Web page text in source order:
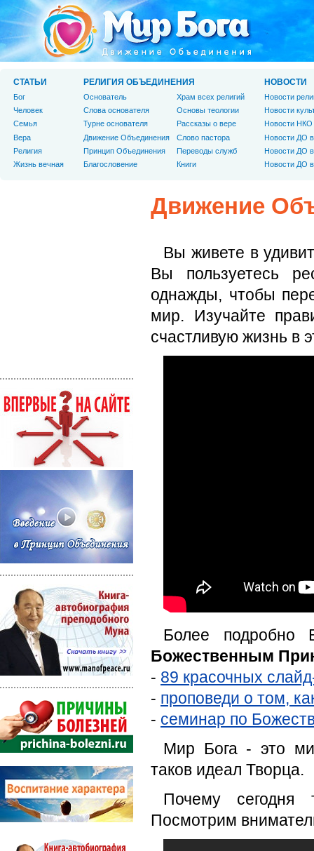
Движение
Вы живете в
Вы пользуетесь
однажды, чтобы
мир. Изучайте
счастливую жизнь в
Более подробно
Божественным
- 89 красочных
- проповеди о том,
- семинар по
Мир Бога - это
таков идеал Творца.
Почему сегодня
Посмотрим
СТАТЬИ
Бог
Человек
Cемья
Вера
Религия
Жизнь вечная
РЕЛИГИЯ ОБЪЕДИНЕНИЯ
Основатель
Слова основателя
Турне основателя
Движение Объединения
Принцип Объединения
Благословение
Храм всех религий
Основы теологии
Рассказы о вере
Слово пастора
Переводы служб
Книги
НОВОСТИ
Новости
Новости
Новости НКО
Новости ДО
Новости ДО
Новости ДО